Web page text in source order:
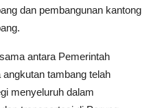
dan pembangunan kantong
antara Pemerintah
tambang telah
menyeluruh dalam